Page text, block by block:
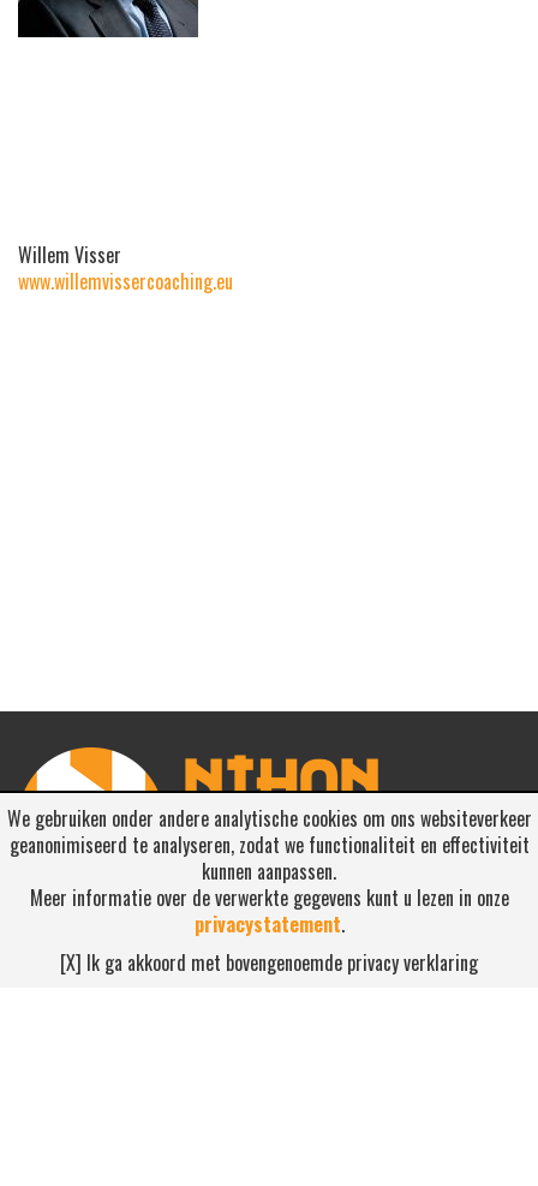
Willem Visser
www.willemvissercoaching.eu
We gebruiken onder andere analytische cookies om ons websiteverkeer
geanonimiseerd te analyseren, zodat we functionaliteit en effectiviteit
kunnen aanpassen.
Meer informatie over de verwerkte gegevens kunt u lezen in onze
privacystatement.
[X] Ik ga akkoord met bovengenoemde privacy verklaring